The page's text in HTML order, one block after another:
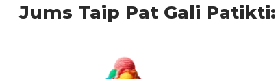
Jums Taip Pat Gali Patikti: